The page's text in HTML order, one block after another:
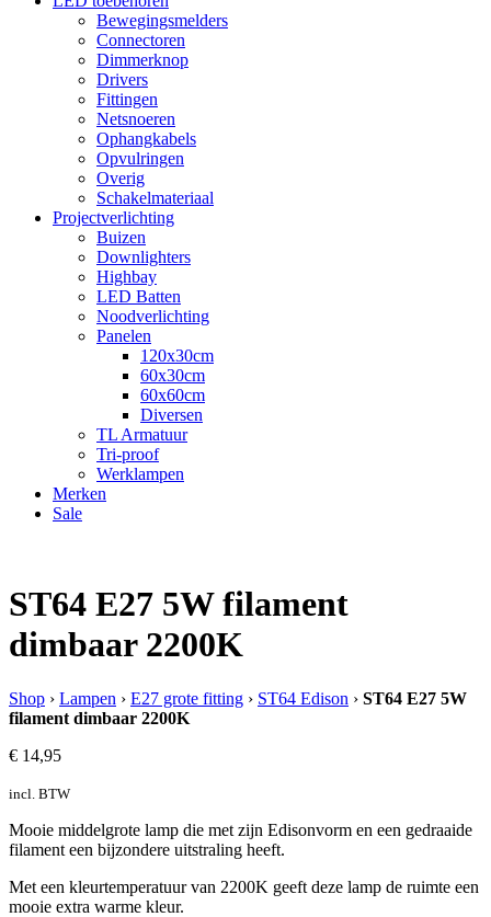
Bewegingsmelders
Connectoren
Dimmerknop
Drivers
Fittingen
Netsnoeren
Ophangkabels
Opvulringen
Overig
Schakelmateriaal
Projectverlichting
Buizen
Downlighters
Highbay
LED Batten
Noodverlichting
Panelen
120x30cm
60x30cm
60x60cm
Diversen
TL Armatuur
Tri-proof
Werklampen
Merken
Sale
ST64 E27 5W filament
dimbaar 2200K
Shop › Lampen › E27 grote fitting › ST64 Edison › ST64 E27 5W
filament dimbaar 2200K
€ 14,95
incl. BTW
Mooie middelgrote lamp die met zijn Edisonvorm en een gedraaide
filament een bijzondere uitstraling heeft.
Met een kleurtemperatuur van 2200K geeft deze lamp de ruimte een
mooie extra warme kleur.